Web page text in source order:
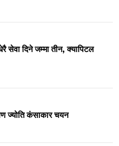
सेवा दिने जम्मा तीन, क्यापिटल
ज्योति कंसाकार चयन